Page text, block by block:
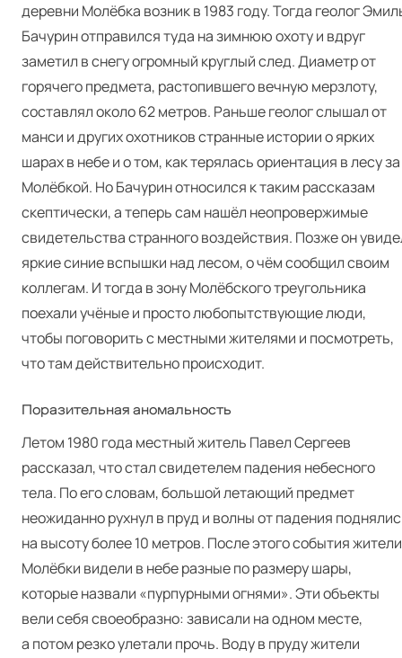
деревни Молёбка возник в 1983 году. Тогда геолог
Бачурин отправился туда на зимнюю охоту и вдруг
заметил в снегу огромный круглый след. Диаметр от
горячего предмета, растопившего вечную мерзлоту,
составлял около 62 метров. Раньше геолог слышал от
манси и других охотников странные истории о ярких
шарах в небе и о том, как терялась ориентация в лесу за
Молёбкой. Но Бачурин относился к таким рассказам
скептически, а теперь сам нашёл неопровержимые
свидетельства странного воздействия. Позже он
яркие синие вспышки над лесом, о чём сообщил своим
коллегам. И тогда в зону Молёбского треугольника
поехали учёные и просто любопытствующие люди,
чтобы поговорить с местными жителями и посмотреть,
что там действительно происходит.
Поразительная аномальность
Летом 1980 года местный житель Павел Сергеев
рассказал, что стал свидетелем падения небесного
тела. По его словам, большой летающий предмет
неожиданно рухнул в пруд и волны от падения
на высоту более 10 метров. После этого события жители
Молёбки видели в небе разные по размеру шары,
которые назвали «пурпурными огнями». Эти объекты
вели себя своеобразно: зависали на одном месте,
а потом резко улетали прочь. Воду в пруду жители